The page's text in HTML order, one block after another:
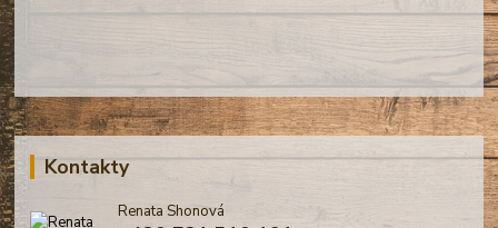
Kontakty
Renata Shonová